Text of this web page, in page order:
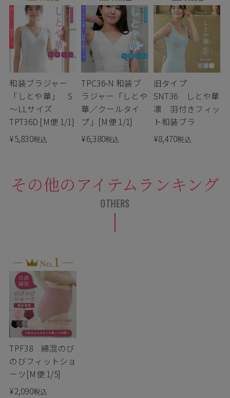
和装ブラジャー
「しとや華」 S
～LLサイズ
TPT36D [M便 1/1]
¥5,830税込
TPC36-N 和装ブ
ラジャー「しとや
華／クールタイ
プ」[M便 1/1]
¥6,380税込
旧タイプ
SNT36 しとや華
凛 羽付きフィッ
ト和装ブラ
¥8,470税込
その他のアイテムランキング
TPF38 綿混のび
のびフィットショ
ーツ[M便 1/5]
¥2,090税込